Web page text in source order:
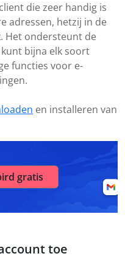
die zeer handig is
adressen, hetzij in de
Het ondersteunt de
bijna elk soort
functies voor e-
en installeren van
gratis
toe